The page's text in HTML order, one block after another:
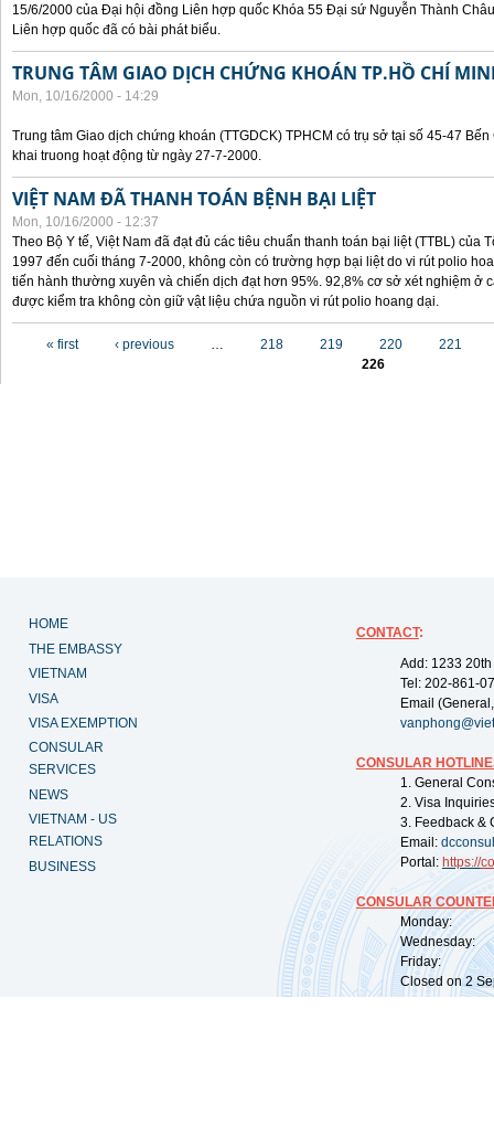
15/6/2000 của Đại hội đồng Liên hợp quốc Khóa 55 Đại sứ Nguyễn Thành
Liên hợp quốc đã có bài phát biểu.
TRUNG TÂM GIAO DỊCH CHỨNG KHOÁN TP.HỒ CHÍ
Mon, 10/16/2000 - 14:29
Trung tâm Giao dịch chứng khoán (TTGDCK) TPHCM có trụ sở tại số 45-47
khai truong hoạt động từ ngày 27-7-2000.
VIỆT NAM ĐÃ THANH TOÁN BỆNH BẠI LIỆT
Mon, 10/16/2000 - 12:37
Theo Bộ Y tế, Việt Nam đã đạt đủ các tiêu chuẩn thanh toán bại liệt (TTBL) của
1997 đến cuối tháng 7-2000, không còn có trường hợp bại liệt do vi rút polio
tiến hành thường xuyên và chiến dịch đạt hơn 95%. 92,8% cơ sở xét nghiệm ở
được kiểm tra không còn giữ vật liệu chứa nguồn vi rút polio hoang dại.
« first ‹ previous … 218 219 220
221
226
HOME
THE EMBASSY
VIETNAM
VISA
VISA EXEMPTION
CONSULAR
SERVICES
NEWS
VIETNAM - US
RELATIONS
BUSINESS
CONTACT:
Add: 1233
Tel: 202-861-
Email
CONSULAR
1. General
2. Visa
3. Feedback &
Email:
Portal: https://
CONSULAR
Monday:
Wednesday:
Friday:
Closed on 2